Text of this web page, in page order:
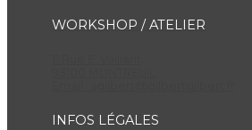
WORKSHOP / ATELIER
INFOS LÉGALES